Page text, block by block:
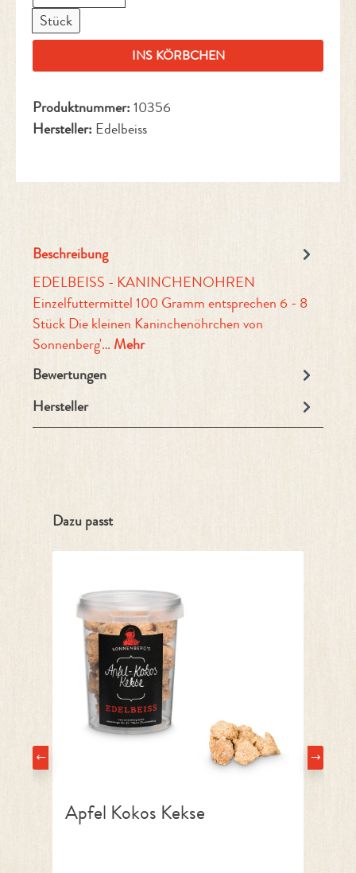
Stück
INS KÖRBCHEN
Produktnummer:10356
Hersteller: Edelbeiss
Beschreibung
EDELBEISS - KANINCHENOHREN
Einzelfuttermittel 100 Gramm entsprechen 6 - 8
Stück Die kleinen Kaninchenöhrchen von
Sonnenberg'… Mehr
Bewertungen
Hersteller
Produktgalerie überspringen
Dazu passt
Apfel Kokos Kekse